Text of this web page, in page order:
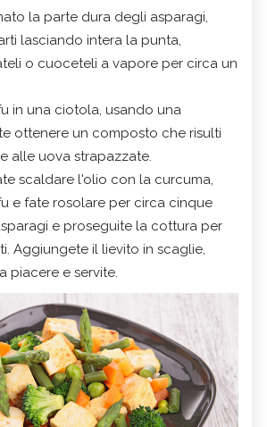
la parte dura degli asparagi,
lasciando intera la punta,
o cuoceteli a vapore per circa un
in una ciotola, usando una
ottenere un composto che risulti
alle uova strapazzate.
scaldare l'olio con la curcuma,
e fate rosolare per circa cinque
e proseguite la cottura per
Aggiungete il lievito in scaglie,
piacere e servite.